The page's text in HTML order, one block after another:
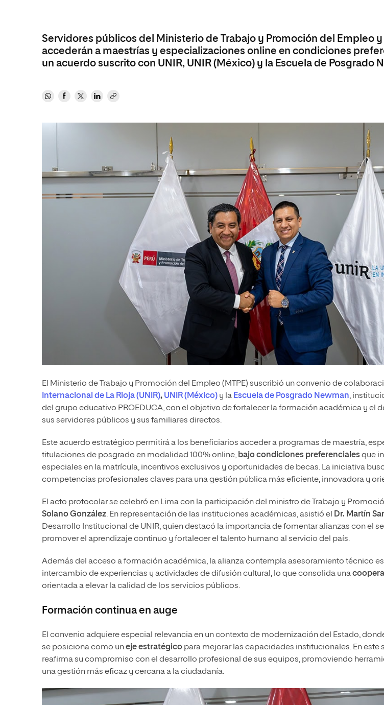
Servidores públicos del Ministerio de Trabajo y Promoción del Empleo
accederán a maestrías y especializaciones online en condiciones
un acuerdo suscrito con UNIR, UNIR (México) y la Escuela de Posgrado
El Ministerio de Trabajo y Promoción del Empleo (MTPE) suscribió un convenio de
Internacional de La Rioja (UNIR), UNIR (México) y la Escuela de Posgrado Newman,
del grupo educativo PROEDUCA, con el objetivo de fortalecer la formación académica y el
sus servidores públicos y sus familiares directos.
Este acuerdo estratégico permitirá a los beneficiarios acceder a programas de maestría,
titulaciones de posgrado en modalidad 100% online, bajo condiciones preferencialesque
especiales en la matrícula, incentivos exclusivos y oportunidades de becas. La iniciativa
competencias profesionales claves para una gestión pública más eficiente, innovadora y
El acto protocolar se celebró en Lima con la participación del ministro de Trabajo y
Solano González. En representación de las instituciones académicas, asistió el Dr. Martín
Desarrollo Institucional de UNIR, quien destacó la importancia de fomentar alianzas con el
promover el aprendizaje continuo y fortalecer el talento humano al servicio del país.
Además del acceso a formación académica, la alianza contempla asesoramiento técnico
intercambio de experiencias y actividades de difusión cultural, lo que consolida una
orientada a elevar la calidad de los servicios públicos.
Formación continua en auge
El convenio adquiere especial relevancia en un contexto de modernización del Estado,
se posiciona como uneje estratégico para mejorar las capacidades institucionales. En este
reafirma su compromiso con el desarrollo profesional de sus equipos, promoviendo
una gestión más eficaz y cercana a la ciudadanía.